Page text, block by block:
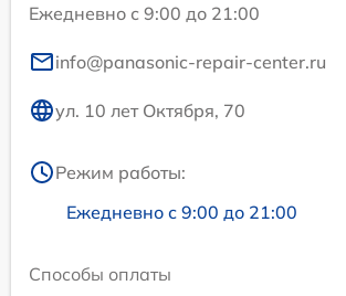
Ежедневно с 9:00 до 21:00
info@panasonic-repair-center.ru
ул. 10 лет Октября, 70
Режим работы:
Ежедневно с 9:00 до 21:00
Способы оплаты